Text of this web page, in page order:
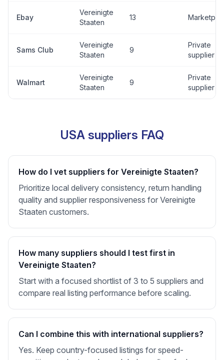
Ebay
Vereinigte
Staaten
13
Sams Club
Vereinigte
Staaten
9
Private
supplier
Walmart
Vereinigte
Staaten
9
Private
supplier
USA suppliers FAQ
How do I vet suppliers for Vereinigte Staaten?
Prioritize local delivery consistency, return handling
quality and supplier responsiveness for Vereinigte
Staaten customers.
How many suppliers should I test first in
Vereinigte Staaten?
Start with a focused shortlist of 3 to 5 suppliers and
compare real listing performance before scaling.
Can I combine this with international suppliers?
Yes. Keep country-focused listings for speed-